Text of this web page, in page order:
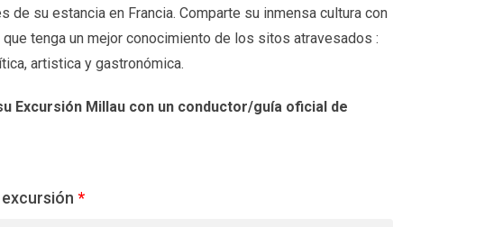
de su estancia en Francia. Comparte su inmensa cultura con
tenga un mejor conocimiento de los sitos atravesados :
artistica y gastronómica.
Excursión Millau con un conductor/guía oficial de
excursión *